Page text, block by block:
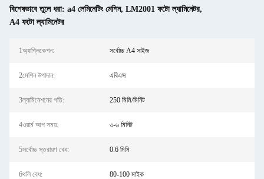
বিশেষভাবে তুলে ধরা: a4 লেমিনেটিং মেশিন, LM2001 ফটো ল্যামিনেটর,
A4 ফটো ল্যামিনেটর
1অ্যাপ্লিকেশন: সর্বোচ্চ A4 সাইজ
2মেশিন উপাদান: এবিএস
3ল্যামিনেশনের গতি: 250 মিমি/মিনিট
4ওয়ার্ম আপ সময়: ৩-৬ মিনিট
5সর্বোচ্চ স্তরায়ণ বেধ: 0.6 মিমি
6থলি বেধ: 80-100 মাইক